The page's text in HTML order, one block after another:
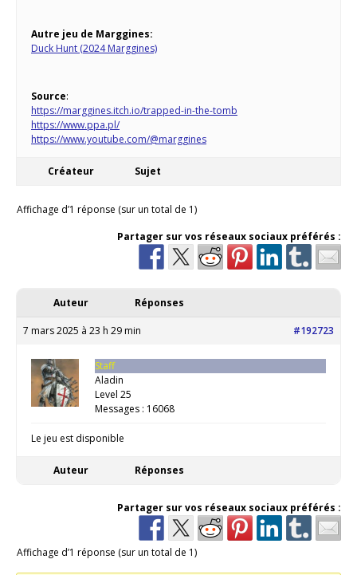
Autre jeu de Marggines:
Duck Hunt (2024 Marggines)
Source:
https://marggines.itch.io/trapped-in-the-tomb
https://www.ppa.pl/
https://www.youtube.com/@marggines
Créateur Sujet
Affichage d’1 réponse (sur un total de 1)
Partager sur vos réseaux sociaux préférés :
Auteur Réponses
7 mars 2025 à 23 h 29 min #192723
Staff
Aladin
Level 25
Messages : 16068
Le jeu est disponible
Auteur Réponses
Partager sur vos réseaux sociaux préférés :
Affichage d’1 réponse (sur un total de 1)